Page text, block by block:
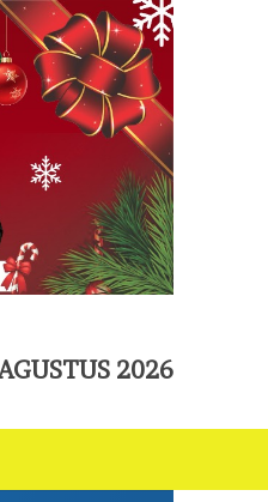
2026